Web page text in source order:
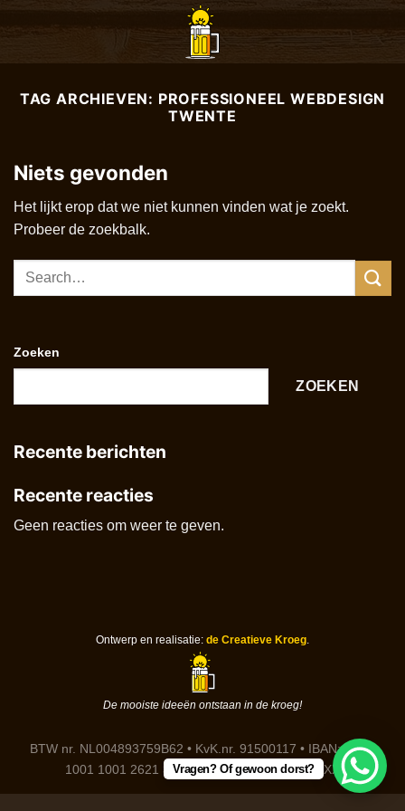
TAG ARCHIEVEN: PROFESSIONEEL WEBDESIGN
TWENTE
Niets gevonden
Het lijkt erop dat we niet kunnen vinden wat je zoekt.
Probeer de zoekbalk.
Zoeken
ZOEKEN
Recente berichten
Recente reacties
Geen reacties om weer te geven.
Ontwerp en realisatie: de Creatieve Kroeg.
De mooiste ideeën ontstaan in de kroeg!
BTW nr. NL004893759B62 • KvK.nr. 91500117 • IBAN: DE91
1001 1001 2621 3646 85 • BIC: NTSBDEB1XXX
Vragen? Of gewoon dorst?